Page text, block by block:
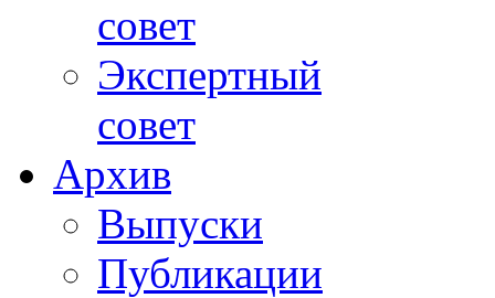
совет
Экспертный
совет
Архив
Выпуски
Публикации